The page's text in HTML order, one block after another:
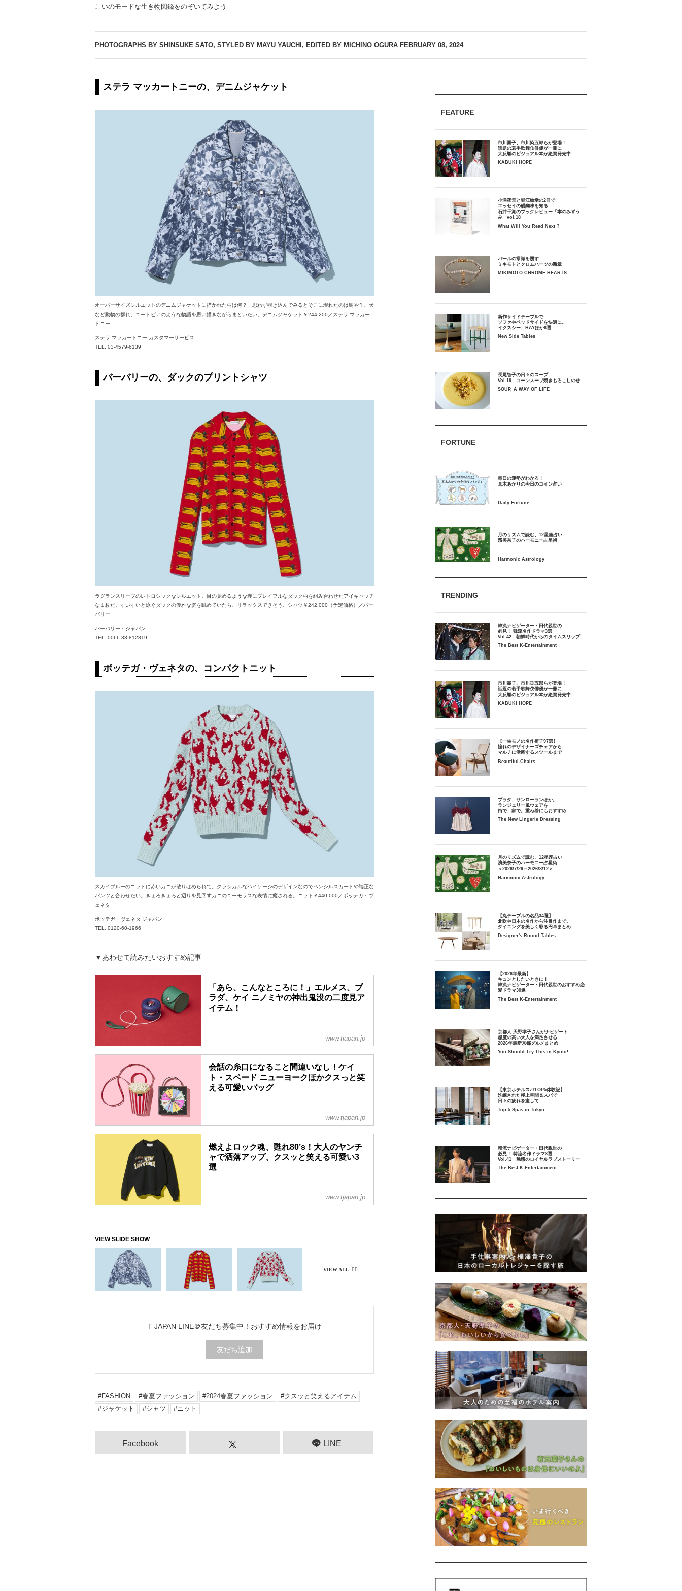
こいのモードな生き物図鑑をのぞいてみよう
PHOTOGRAPHS BY SHINSUKE SATO, STYLED BY MAYU YAUCHI, EDITED BY MICHINO OGURA FEBRUARY 08, 2024
ステラ マッカートニーの、デニムジャケット
オーバーサイズシルエットのデニムジャケットに描かれた柄は何？ 思わず覗き込んでみるとそこに現れたのは鳥や羊、犬
など動物の群れ。ユートピアのような物語を思い描きながらまといたい。デニムジャケット￥244,200／ステラ マッカー
トニー
ステラ マッカートニー カスタマーサービス
TEL. 03-4579-6139
バーバリーの、ダックのプリントシャツ
ラグランスリーブのレトロシックなシルエット。目の覚めるような赤にプレイフルなダック柄を組み合わせたアイキャッチ
な１枚だ。すいすいと泳ぐダックの優雅な姿を眺めていたら、リラックスできそう。シャツ￥242,000（予定価格）／バー
バリー
バーバリー・ジャパン
TEL. 0066-33-812819
ボッテガ・ヴェネタの、コンパクトニット
スカイブルーのニットに赤いカニが散りばめられて。クラシカルなハイゲージのデザインなのでペンシルスカートや端正な
パンツと合わせたい。きょろきょろと辺りを見回すカニのユーモラスな表情に癒される。ニット￥440,000／ボッテガ・ヴ
ェネタ
ボッテガ・ヴェネタ ジャパン
TEL. 0120-60-1966
▼あわせて読みたいおすすめ記事
「あら、こんなところに！」エルメス、プ
ラダ、ケイ ニノミヤの神出鬼没の二度見ア
イテム！
www.tjapan.jp
会話の糸口になること間違いなし！ケイ
ト・スペード ニューヨークほかクスっと笑
える可愛いバッグ
www.tjapan.jp
燃えよロック魂、甦れ80’s！大人のヤンチ
ャで洒落アップ、クスッと笑える可愛い3
選
www.tjapan.jp
T JAPAN LINE＠友だち募集中！ おすすめ情報をお届け
友だち追加
FASHION 春夏ファッション 2024春夏ファッション
クスッと笑えるアイテム
ジャケット
シャツ ニット
Facebook LINE
FEATURE
市川團子、市川染五郎らが登場！
話題の若手歌舞伎俳優が一冊に
大反響のビジュアル本が絶賛発売中
KABUKI HOPE
小津夜景と堀江敏幸の2冊で
エッセイの醍醐味を知る
石井千湖のブックレビュー「本のみずう
み」vol.18
What Will You Read Next ?
パールの常識を覆す
ミキモトとクロムハーツの新章
MIKIMOTO CHROME HEARTS
新作サイドテーブルで
ソファやベッドサイドを快適に。
イクスシー、HAYほか6選
New Side Tables
長尾智子の日々のスープ
Vol.19 コーンスープ焼きもろこしのせ
SOUP, A WAY OF LIFE
FORTUNE
毎日の運勢がわかる！
月のリズムで読む、12星座占い
TRENDING
韓流ナビゲーター・田代親世の
必見！ 韓流名作ドラマ3選
Vol.42 朝鮮時代からのタイムスリップ
The Best K-Entertainment
市川團子、市川染五郎らが登場！
話題の若手歌舞伎俳優が一冊に
大反響のビジュアル本が絶賛発売中
KABUKI HOPE
【一生モノの名作椅子97選】
憧れのデザイナーズチェアから
マルチに活躍するスツールまで
Beautiful Chairs
プラダ、サンローランほか。
ランジェリー風ウェアを
街で、家で。重ね着にもおすすめ
The New Lingerie Dressing
月のリズムで読む、12星座占い
濱美奈子のハーモニー占星術
＜2026/7/29～2026/8/12＞
Harmonic Astrology
【丸テーブルの名品34選】
北欧や日本の名作から注目作まで。
ダイニングを美しく彩る円卓まとめ
Designer's Round Tables
【2026年最新】
キュンとしたいときに！
韓流ナビゲーター・田代親世のおすすめ恋
愛ドラマ30選
The Best K-Entertainment
京都人 天野準子さんがナビゲート
感度の高い大人を満足させる
2026年最新京都グルメまとめ
You Should Try This in Kyoto!
【東京ホテルスパTOP5体験記】
洗練された極上空間＆スパで
日々の疲れを癒して
Top 5 Spas in Tokyo
韓流ナビゲーター・田代親世の
必見！ 韓流名作ドラマ3選
Vol.41 魅惑のロイヤルラブストーリー
The Best K-Entertainment